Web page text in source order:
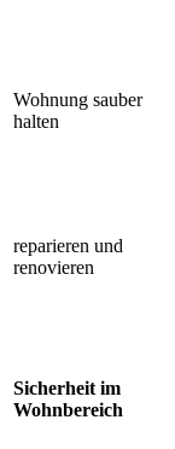
Wohnung sauber
halten
reparieren und
renovieren
Sicherheit im
Wohnbereich